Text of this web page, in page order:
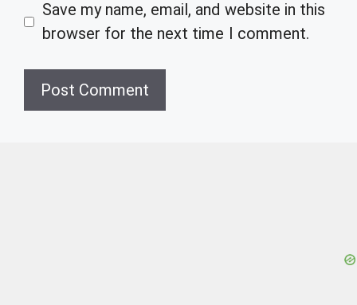
Save my name, email, and website in this
browser for the next time I comment.